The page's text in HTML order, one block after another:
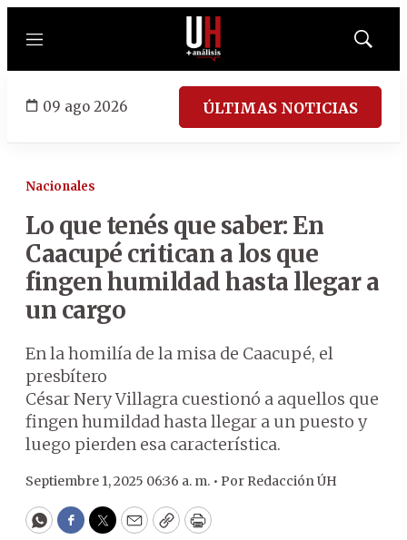
Menú
Mostrar
09 ago 2026 ÚLTIMAS NOTICIAS
Nacionales
Lo que tenés que saber: En
Caacupé critican a los que
fingen humildad hasta llegar a
un cargo
En la homilía de la misa de Caacupé, el
presbítero
César Nery Villagra cuestionó a aquellos que
fingen humildad hasta llegar a un puesto y
luego pierden esa característica.
Septiembre 1, 2025 06:36 a. m. • Por Redacción ÚH
WhatsApp
Facebook
Twitter
EmailCopyPrint